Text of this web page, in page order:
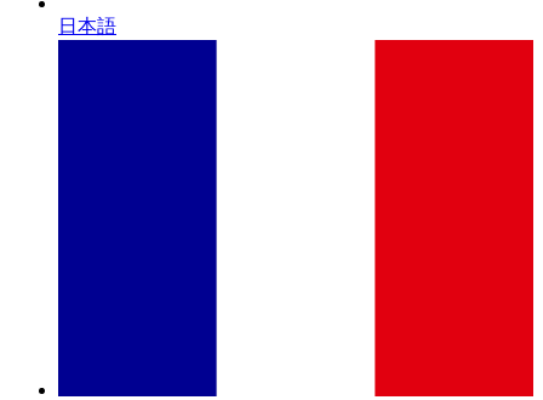
日本語